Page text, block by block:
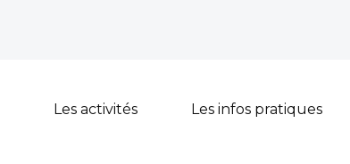
Les activités Les infos pratiques